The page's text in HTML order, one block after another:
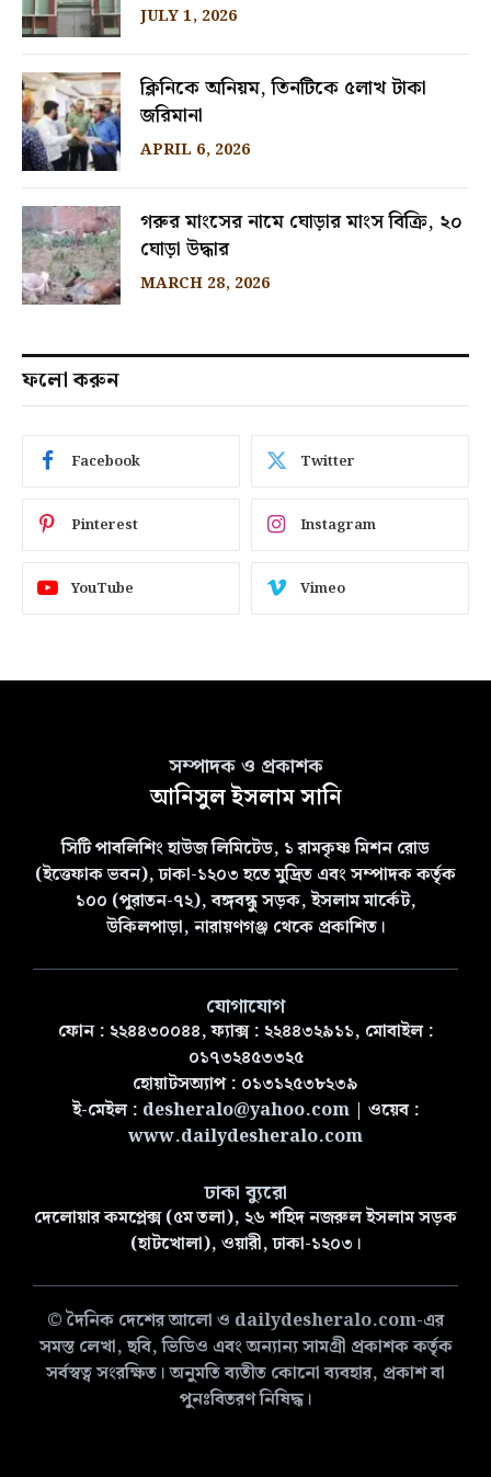
JULY 1, 2026
ক্লিনিকে অনিয়ম, তিনটিকে ৫লাখ টাকা
জরিমানা
APRIL 6, 2026
গরুর মাংসের নামে ঘোড়ার মাংস বিক্রি, ২০
ঘোড়া উদ্ধার
MARCH 28, 2026
ফলো করুন
Facebook Twitter
Pinterest Instagram
YouTube Vimeo
সম্পাদক ও প্রকাশক
আনিসুল ইসলাম সানি
সিটি পাবলিশিং হাউজ লিমিটেড, ১ রামকৃষ্ণ মিশন রোড
(ইত্তেফাক ভবন), ঢাকা-১২০৩ হতে মুদ্রিত এবং সম্পাদক কর্তৃক
১০০ (পুরাতন-৭২), বঙ্গবন্ধু সড়ক, ইসলাম মার্কেট,
উকিলপাড়া, নারায়ণগঞ্জ থেকে প্রকাশিত।
যোগাযোগ
ফোন : ২২৪৪৩০০৪৪, ফ্যাক্স : ২২৪৪৩২৯১১, মোবাইল :
০১৭৩২৪৫৩৩২৫
হোয়াটসঅ্যাপ : ০১৩১২৫৩৮২৩৯
ই-মেইল : desheralo@yahoo.com| ওয়েব :
www.dailydesheralo.com
ঢাকা ব্যুরো
দেলোয়ার কমপ্লেক্স (৫ম তলা), ২৬ শহিদ নজরুল ইসলাম সড়ক
(হাটখোলা), ওয়ারী, ঢাকা-১২০৩।
© দৈনিক দেশের আলো ও dailydesheralo.com-এর
সমস্ত লেখা, ছবি, ভিডিও এবং অন্যান্য সামগ্রী প্রকাশক কর্তৃক
সর্বস্বত্ব সংরক্ষিত। অনুমতি ব্যতীত কোনো ব্যবহার, প্রকাশ বা
পুনঃবিতরণ নিষিদ্ধ।